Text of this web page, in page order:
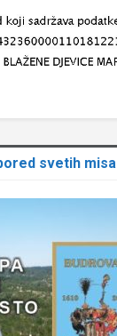
svetih misa